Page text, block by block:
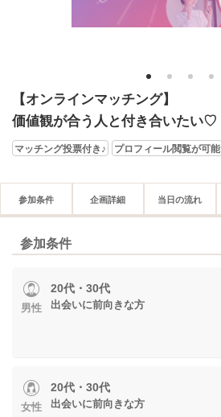
1 2 3 4
【オンラインマッチング】
価値観が合う人と付き合いたい♡
マッチング投票付き♪ プロフィール閲覧が可能
参加条件 企画詳細 当日の流れ
参加条件
男性
20代・30代
出会いに前向きな方
女性
20代・30代
出会いに前向きな方